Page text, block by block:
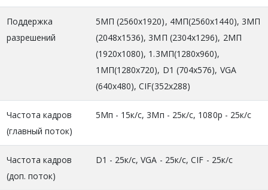
Поддержка
разрешений
5MП (2560x1920), 4МП(2560х1440), 3MП
(2048x1536), 3MП (2304x1296), 2МП
(1920x1080), 1.3MП(1280x960),
1МП(1280x720), D1 (704x576), VGA
(640x480), CIF(352x288)
Частота кадров
(главный поток)
5Мп - 15к/с, 3Мп - 25к/с, 1080р - 25к/с
Частота кадров
(доп. поток)
D1 - 25к/c, VGA - 25к/с, CIF - 25к/с